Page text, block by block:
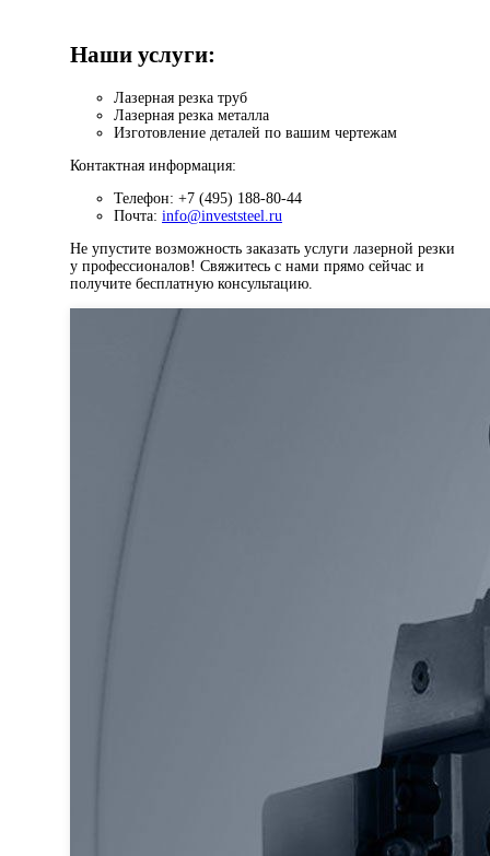
Наши услуги:
Лазерная резка труб
Лазерная резка металла
Изготовление деталей по вашим чертежам
Контактная информация:
Телефон: +7 (495) 188-80-44
Почта: info@investsteel.ru
Не упустите возможность заказать услуги лазерной резки
у профессионалов! Свяжитесь с нами прямо сейчас и
получите бесплатную консультацию.